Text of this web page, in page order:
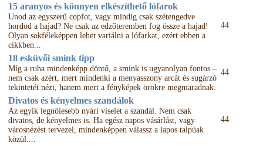
15 aranyos és könnyen elkészíthető lófarok
Unod az egyszerű copfot, vagy mindig csak szétengedve
hordod a hajad? Ne csak az edzőteremben fog össze a hajad!
Olyan sokféleképpen lehet variálni a lófarkat, ezért ebben a
cikkben...
44
18 esküvői smink tipp
Míg a ruha mindenképp döntő, a smink is ugyanolyan fontos –
nem csak azért, mert mindenki a menyasszony arcát és sugárzó
tekintetét nézi, hanem mert a fényképek örökre megmaradnak.
44
Divatos és kényelmes szandálok
Az egyik legnőiesebb nyári viselet a szandál. Nem csak
divatos, de kényelmes is. Ha egész napos vásárlást, vagy
városnézést tervezel, mindenképpen válassz a lapos talpúak
közül....
44